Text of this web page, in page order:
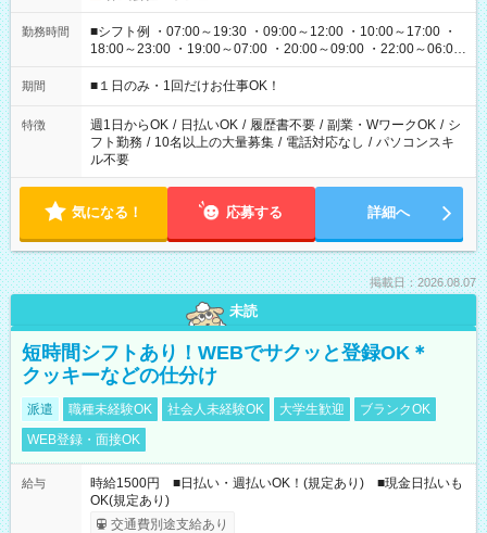
勤務時間
■シフト例 ・07:00～19:30 ・09:00～12:00 ・10:00～17:00 ・
18:00～23:00 ・19:00～07:00 ・20:00～09:00 ・22:00～06:00
etc ★最短で3時間で5,120円のお仕事から 15時間で2万円近く稼
げるお仕事も！ ご希望のお時間に合わせてご紹介！ ※シフトは
ください！
期間 ■１日のみ・1回だけお仕事OK！
特徴 週1日からOK / 日払いOK / 履歴書不要 / 副業・WワークOK / シ
フト勤務 / 10名以上の大量募集 / 電話対応なし / パソコンスキ
ル不要
気になる！ 応募する 詳細へ
掲載日：2026.08.07
未読
短時間シフトあり！WEBでサクッと登録OK＊
クッキーなどの仕分け
派遣 職種未経験OK 社会人未経験OK 大学生歓迎
ブランクOK
WEB登録・面接OK
給与
時給1500円 ■日払い・週払いOK！(規定あり) ■現金日払いも
OK(規定あり)
交通費別途支給あり